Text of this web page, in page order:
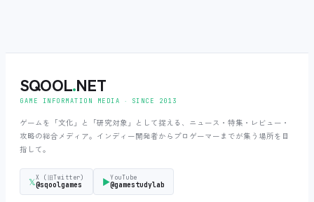
SQOOL.NET
GAME INFORMATION MEDIA ‧ SINCE 2013
ゲームを「文化」と「研究対象」として捉える、ニュース・特集・レビュー・
攻略の総合メディア。インディー開発者からプロゲーマーまでが集う場所を目
指して。
𝕏X (旧Twitter)
@sqoolgames ▶YouTube
@gamestudylab